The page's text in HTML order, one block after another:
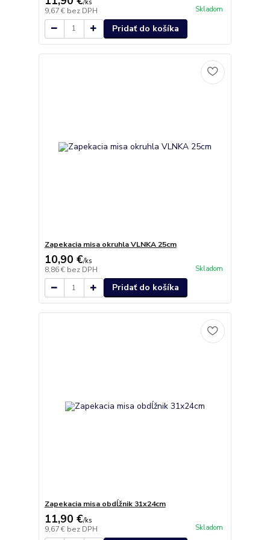
/ks
9,67 € bez DPH Skladom
Pridať do košíka
Zapekacia misa okruhla VLNKA 25cm
10,90 €/ks
8,86 € bez DPH Skladom
Pridať do košíka
Zapekacia misa obdĺžnik 31x24cm
11,90 €/ks
9,67 € bez DPH Skladom